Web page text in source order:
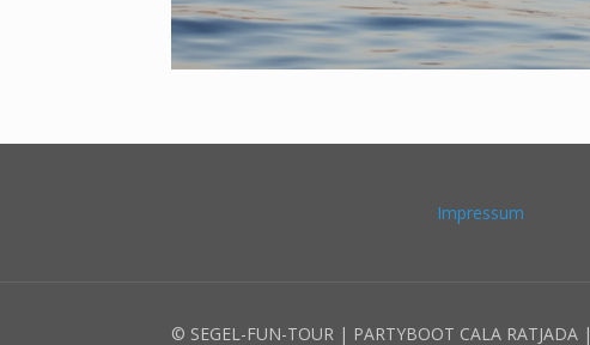
Impressum
© SEGEL-FUN-TOUR | PARTYBOOT CALA RATJADA |